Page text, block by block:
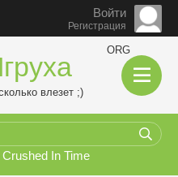
Войти
Регистрация
ORG
влезет ;)
Crushed In Time